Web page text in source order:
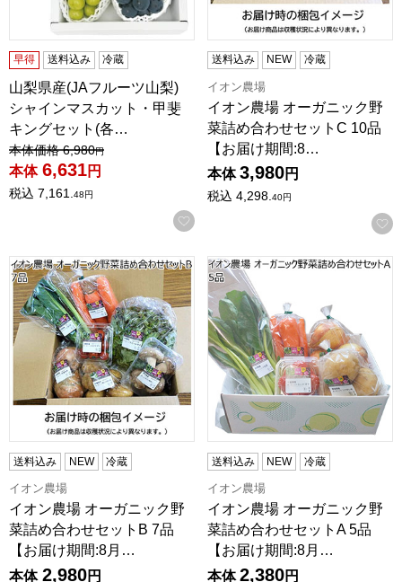
早得 送料込み 冷蔵
山梨県産(JAフルーツ山梨)
シャインマスカット・甲斐
キングセット(各…
値引き前の価格：
本体価格 6,980円
本体 6,631円
税込 7,161.48円
お気に入りに登録する
送料込み NEW 冷蔵
イオン農場
イオン農場 オーガニック野
菜詰め合わせセットC 10品
【お届け期間:8…
本体 3,980円
税込 4,298.40円
イオン農場 オーガニック野菜詰め合わせセットB 7品【お届
送料込み NEW 冷蔵
イオン農場
イオン農場 オーガニック野
菜詰め合わせセットB 7品
【お届け期間:8月…
本体 2,980円
イオン農場 オーガニック野
送料込み NEW 冷蔵
イオン農場
イオン農場 オーガニック野
菜詰め合わせセットA 5品
【お届け期間:8月…
本体 2,380円